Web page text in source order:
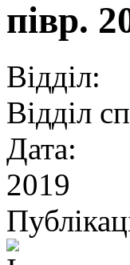
півр.
Відділ:
Відділ
Дата:
2019